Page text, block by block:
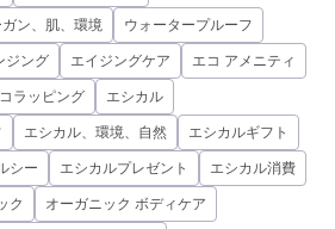
ン、肌、環境 ウォータープルーフ
ジング エイジングケア エコ アメニティ
ラッピング エシカル
エシカル、環境、自然 エシカルギフト
シー エシカルプレゼント エシカル消費
ク オーガニック ボディケア